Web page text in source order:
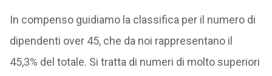
In compenso guidiamo la classifica per il numero di
dipendenti over 45, che da noi rappresentano il
45,3% del totale. Si tratta di numeri di molto superiori